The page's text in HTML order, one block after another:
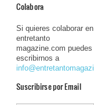
Colabora
Si quieres colaborar en
entretanto
magazine.com puedes
escribirnos a
Suscribirse por Email